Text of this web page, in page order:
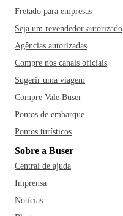
Fretado para empresas
Seja um revendedor autorizado
Agências autorizadas
Compre nos canais oficiais
Sugerir uma viagem
Compre Vale Buser
Pontos de embarque
Pontos turísticos
Sobre a Buser
Central de ajuda
Imprensa
Notícias